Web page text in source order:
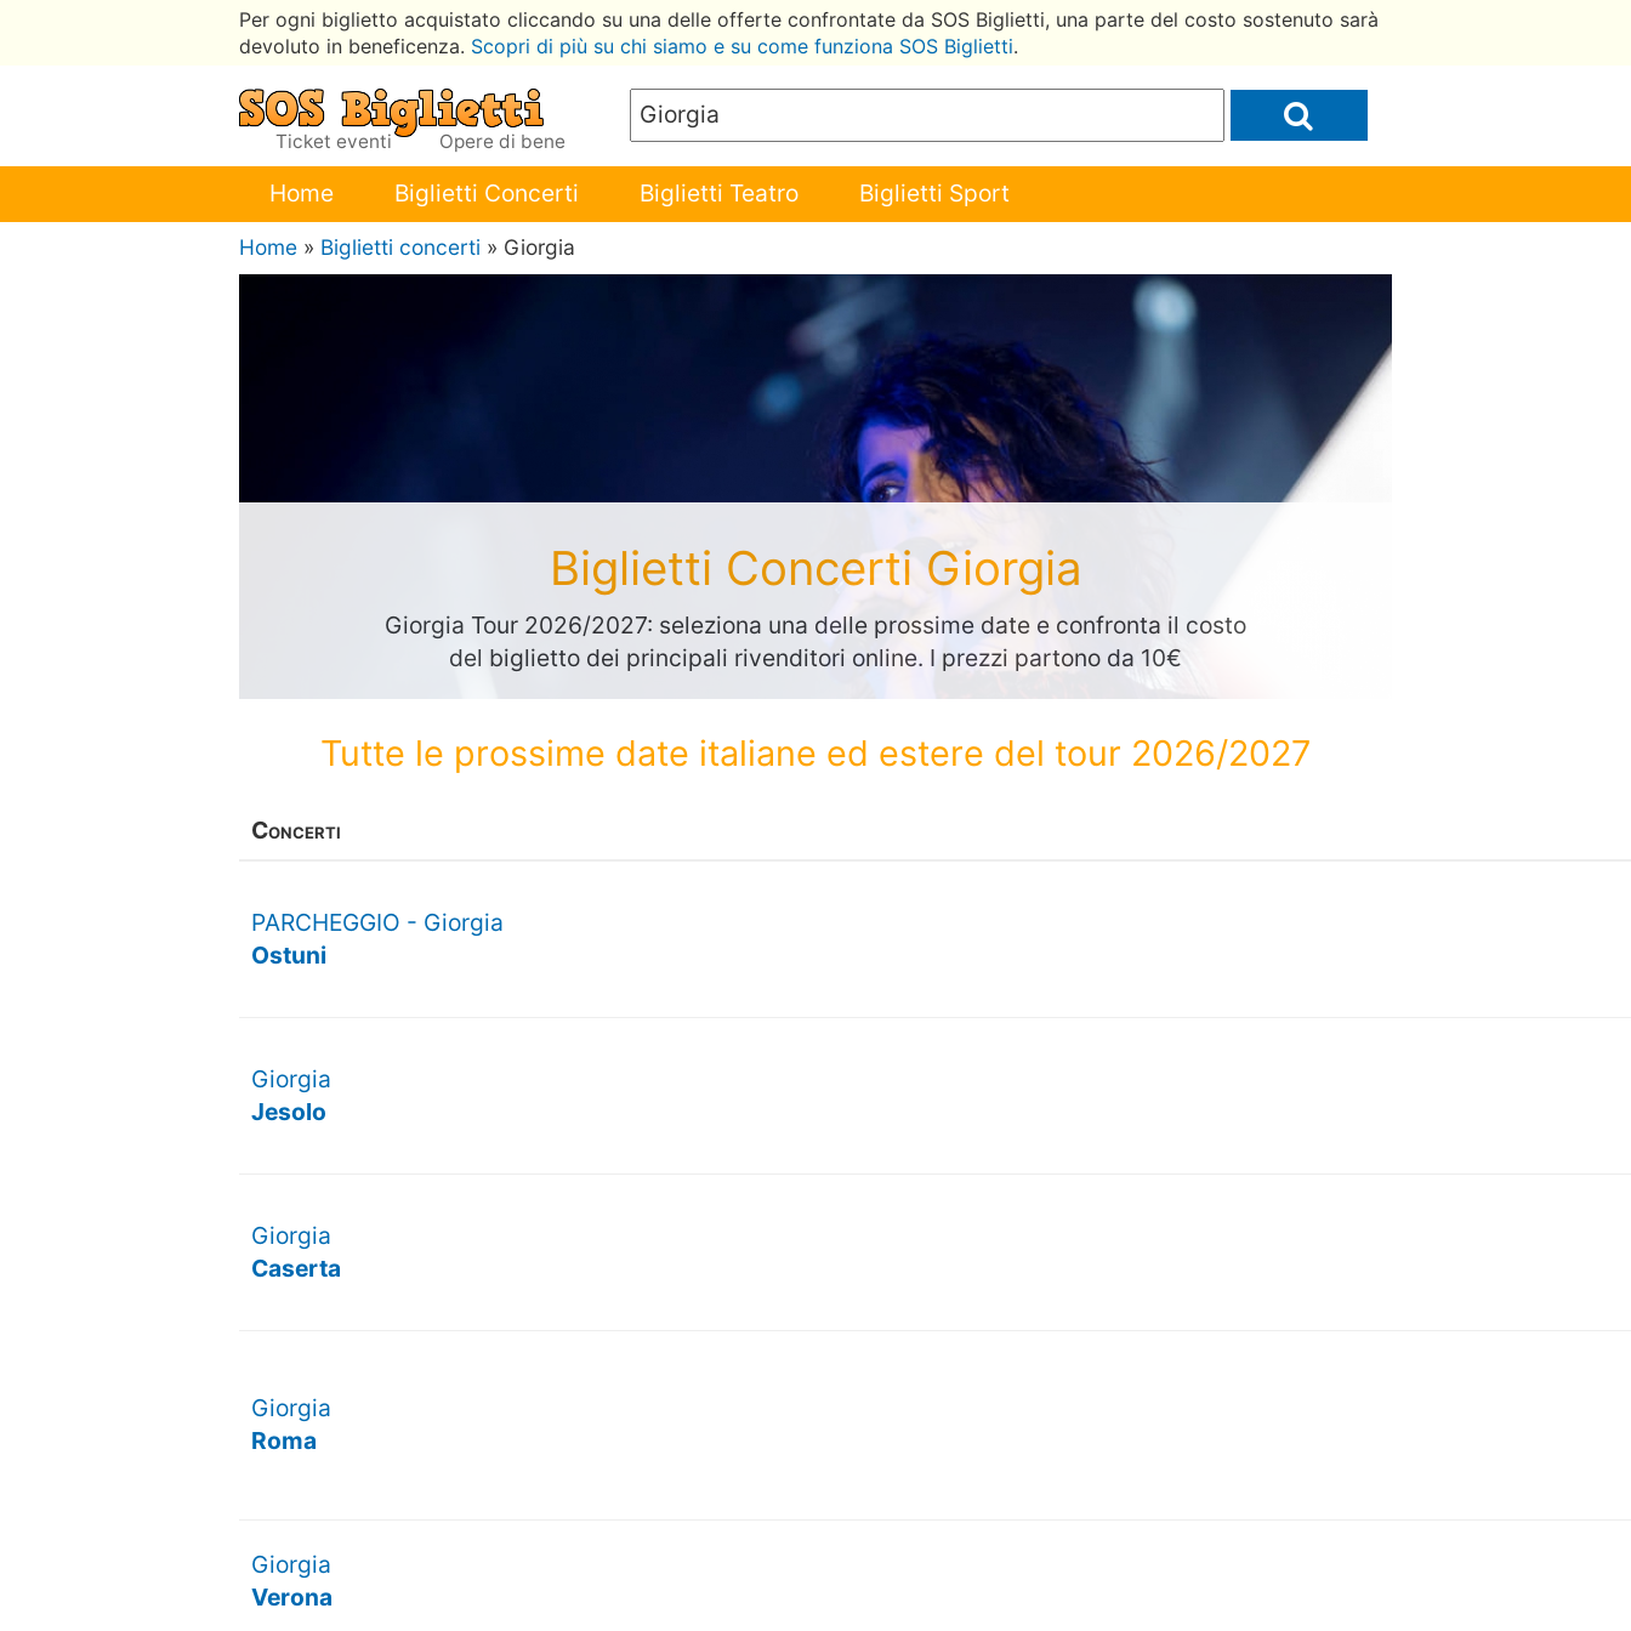
Per ogni biglietto acquistato cliccando su una delle offerte confrontate da SOS Biglietti, una parte del costo sostenuto sarà
devoluto in beneficenza. Scopri di più su chi siamo e su come funziona SOS Biglietti.
Ticket eventi Opere di bene
Home Biglietti Concerti Biglietti Teatro Biglietti Sport
Home » Biglietti concerti » Giorgia
Biglietti Concerti Giorgia
Giorgia Tour 2026/2027: seleziona una delle prossime date e confronta il costo
del biglietto dei principali rivenditori online. I prezzi partono da 10€
Tutte le prossime date italiane ed estere del tour 2026/2027
Concerti
PARCHEGGIO - Giorgia
Ostuni
Giorgia
Jesolo
Giorgia
Caserta
Giorgia
Roma
Giorgia
Verona